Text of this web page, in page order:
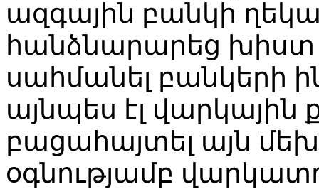
ազգային բանկի
հանձնարարեց խիստ
սահմանել բանկերի
այնպես էլ
բացահայտել այն
օգնությամբ